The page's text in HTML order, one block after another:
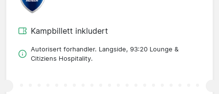
Kampbillett inkludert
Autorisert forhandler. Langside, 93:20 Lounge &
Citiziens Hospitality.